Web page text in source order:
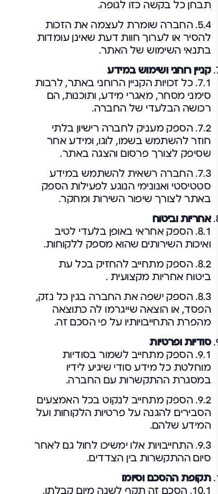
תבחן כל בקשה כזו לגופה.
5.4. החברה שומרת לעצמה את הזכות
להסיר או לערוך חוות דעת שאינן עומדות
בתנאי השימוש של האתר.
קניין רוחני ושימוש במידע
7.1. כל זכויות הקניין הרוחני באתר, לרבות
סימני מסחר, מאגרי מידע, ותוכנות, הם
רכושה הבלעדי של החברה.
7.2. הספק מעניק לחברה רישיון בלתי
חוזר להשתמש בשמו, לוגו, ומידע אחר
שסיפק לצורך פרסום והצגה באתר.
7.3. החברה רשאית להשתמש במידע
סטטיסטי ואנונימי הנוגע לפעילות הספק
באתר לצורך שיפור השירות ומחקר.
אחריות וביטוח
8.1. הספק אחראי באופן בלעדי לטיב
ואיכות השירותים שהוא מספק ללקוחות.
8.2. הספק מתחייב להחזיק בכל עת
ביטוח אחריות מקצועית .
8.3. הספק ישפה את החברה בגין כל נזק,
הפסד, או הוצאה שייגרמו לה כתוצאה
מהפרת התחייבויותיו על פי הסכם זה.
סודיות ופרטיות
9.1. הספק מתחייב לשמור בסודיות
מוחלטת כל מידע סודי שיגיע לידיו
במסגרת ההתקשרות עם החברה.
9.2. הספק מתחייב לנקוט בכל האמצעים
הסבירים להגנה על פרטיות הלקוחות ועל
המידע שלהם.
9.3. התחייבויות אלו ימשיכו לחול גם לאחר
סיום ההתקשרות בין הצדדים.
תקופת ההסכם וסיומו
10.1. הסכם זה תקף לשנה מיום קבלתו.